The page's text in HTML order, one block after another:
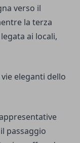
verso il
la terza
ai locali,
vie eleganti dello
passaggio